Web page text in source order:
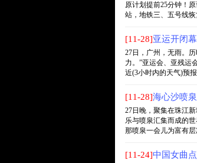
原计划提前25分钟！
站，地铁三、五号线
[11-28]亚运开闭
27日，广州，无雨。
力。”亚运会、亚残运
近(3小时内的天气)预
[11-28]海心沙喷
27日晚，聚集在珠江
乐与喷泉汇集而成的
那喷泉一会儿为富有
[11-24]中国女曲